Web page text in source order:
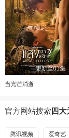
更新至01集
当光芒消逝
官方网站搜索 四
腾讯视频 爱奇艺